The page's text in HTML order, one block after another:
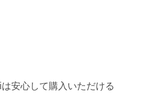
安心して購入いただける